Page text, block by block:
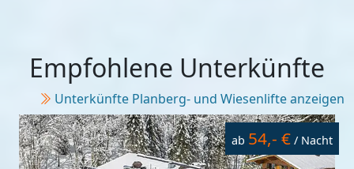
Empfohlene Unterkünfte
Unterkünfte Planberg- und Wiesenlifte anzeigen
ab 54,- € / Nacht